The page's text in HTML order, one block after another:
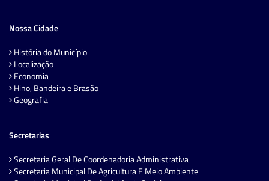
Nossa Cidade
História do Município
Localização
Economia
Hino, Bandeira e Brasão
Geografia
Secretarias
Secretaria Geral De Coordenadoria Administrativa
Secretaria Municipal De Agricultura E Meio Ambiente